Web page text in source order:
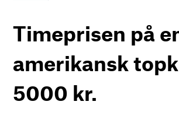
Timeprisen på
amerikansk
5000 kr.